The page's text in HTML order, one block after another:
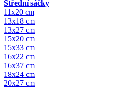
Střední sáčky
11x20 cm
13x18 cm
13x27 cm
15x20 cm
15x33 cm
16x22 cm
16x37 cm
18x24 cm
20x27 cm